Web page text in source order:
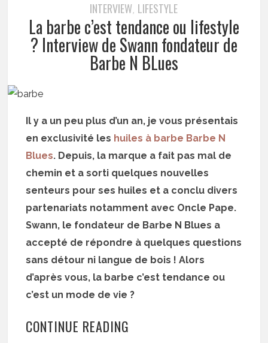
INTERVIEW, LIFESTYLE
La barbe c’est tendance ou lifestyle
? Interview de Swann fondateur de
Barbe N BLues
Il y a un peu plus d’un an, je vous présentais
en exclusivité les huiles à barbe Barbe N
Blues. Depuis, la marque a fait pas mal de
chemin et a sorti quelques nouvelles
senteurs pour ses huiles et a conclu divers
partenariats notamment avec Oncle Pape.
Swann, le fondateur de Barbe N Blues a
accepté de répondre à quelques questions
sans détour ni langue de bois ! Alors
d’après vous, la barbe c’est tendance ou
c’est un mode de vie ?
CONTINUE READING